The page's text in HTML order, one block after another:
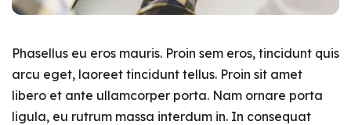
Phasellus eu eros mauris. Proin sem eros, tincidunt quis
arcu eget, laoreet tincidunt tellus. Proin sit amet
libero et ante ullamcorper porta. Nam ornare porta
ligula, eu rutrum massa interdum in. In consequat